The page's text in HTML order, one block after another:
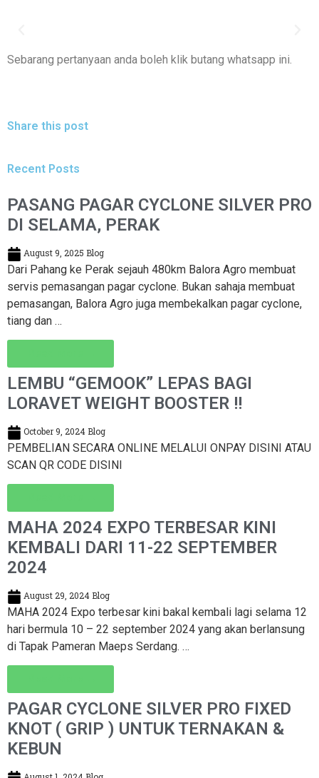
Sebarang pertanyaan anda boleh klik butang whatsapp ini.
Share this post
Recent Posts
PASANG PAGAR CYCLONE SILVER PRO
DI SELAMA, PERAK
August 9, 2025 Blog
Dari Pahang ke Perak sejauh 480km Balora Agro membuat
servis pemasangan pagar cyclone. Bukan sahaja membuat
pemasangan, Balora Agro juga membekalkan pagar cyclone,
tiang dan …
LEMBU “GEMOOK” LEPAS BAGI
LORAVET WEIGHT BOOSTER !!
October 9, 2024Blog
PEMBELIAN SECARA ONLINE MELALUI ONPAY DISINI ATAU
SCAN QR CODE DISINI
MAHA 2024 EXPO TERBESAR KINI
KEMBALI DARI 11-22 SEPTEMBER
2024
August 29, 2024Blog
MAHA 2024 Expo terbesar kini bakal kembali lagi selama 12
hari bermula 10 – 22 september 2024 yang akan berlansung
di Tapak Pameran Maeps Serdang. …
PAGAR CYCLONE SILVER PRO FIXED
KNOT ( GRIP ) UNTUK TERNAKAN &
KEBUN